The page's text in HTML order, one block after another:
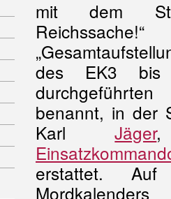
mit dem
des EK3 bis
benannt, in der
KarlJäger
erstattet.